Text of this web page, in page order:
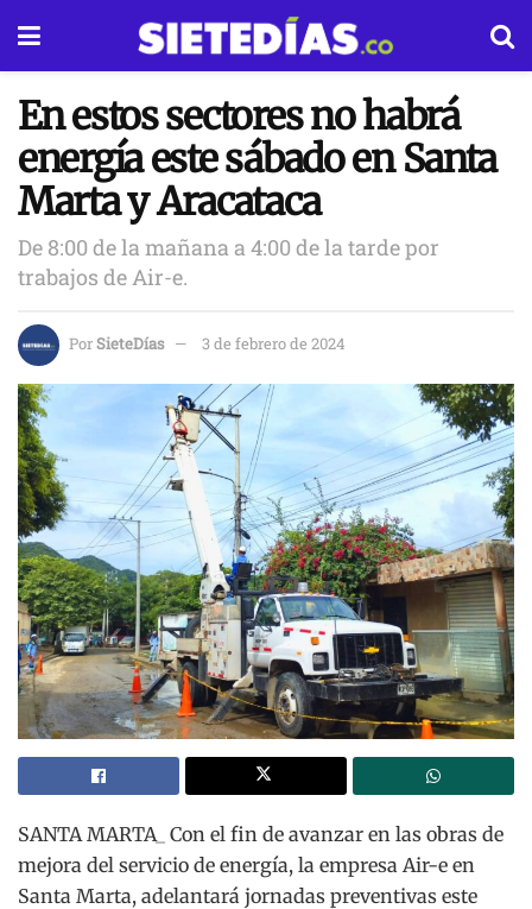
En estos sectores no habrá
energía este sábado en Santa
Marta y Aracataca
De 8:00 de la mañana a 4:00 de la tarde por
trabajos de Air-e.
PorSieteDías 3 de febrero de 2024
SANTA MARTA_ Con el fin de avanzar en las obras de
mejora del servicio de energía, la empresa Air-e en
Santa Marta, adelantará jornadas preventivas este